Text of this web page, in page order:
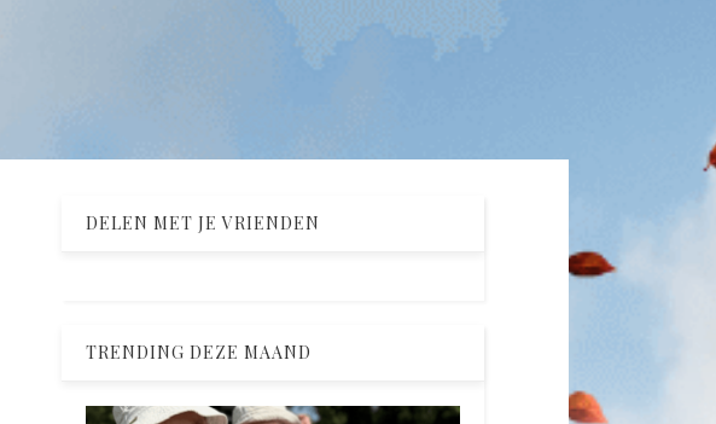
DELEN MET JE VRIENDEN
TRENDING DEZE MAAND